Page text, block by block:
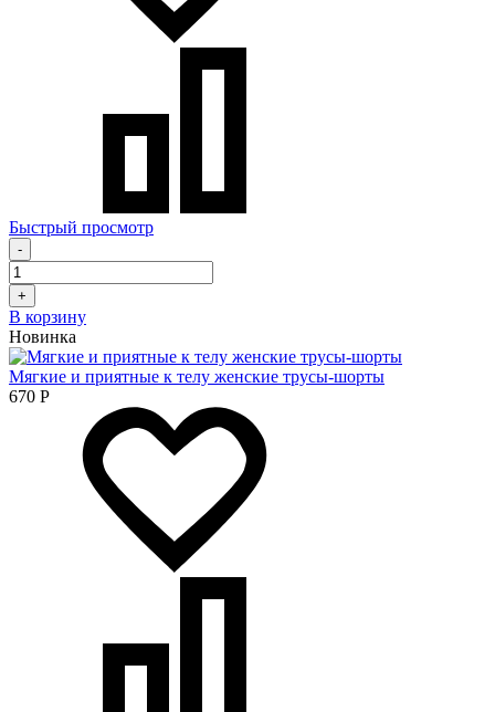
Быстрый просмотр
-
+
В корзину
Новинка
Мягкие и приятные к телу женские трусы-шорты
670 Р